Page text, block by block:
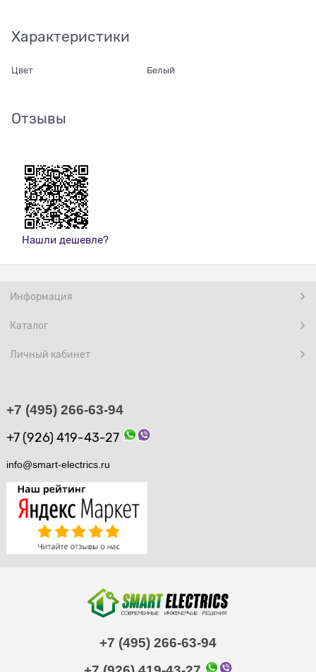
Характеристики
Цвет Белый
Отзывы
Нашли дешевле?
Информация
Каталог
Личный кабинет
+7 (495) 266-63-94
+7 (926) 419-43-27
info@smart-electrics.ru
+7 (495) 266-63-94